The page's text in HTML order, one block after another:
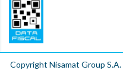
Copyright Nisamat Group